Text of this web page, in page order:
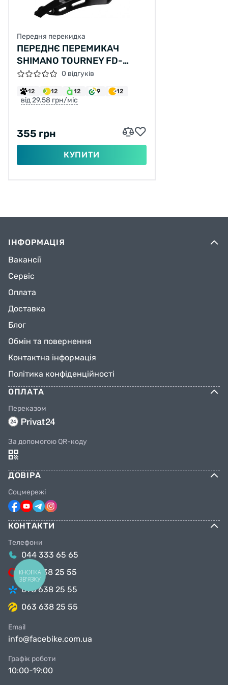
Передня перекидка
ПЕРЕДНЄ ПЕРЕМИКАЧ
SHIMANO TOURNEY FD-
TZ510 НИЖНЯ ТЯГА 31.8 ММ
0 відгуків
12 12 12 9 12
від 29.58 грн/міс
355 грн
КУПИТИ
ІНФОРМАЦІЯ
Вакансії
Сервіс
Оплата
Доставка
Блог
Обмін та повернення
Контактна інформація
Політика конфіденційності
ОПЛАТА
Переказом
За допомогою QR-коду
ДОВІРА
Соцмережі
КОНТАКТИ
Телефони
044 333 65 65
099 638 25 55
098 638 25 55
063 638 25 55
Email
info@facebike.com.ua
Графік роботи
10:00-19:00
КНОПКА
ЗВ'ЯЗКУ